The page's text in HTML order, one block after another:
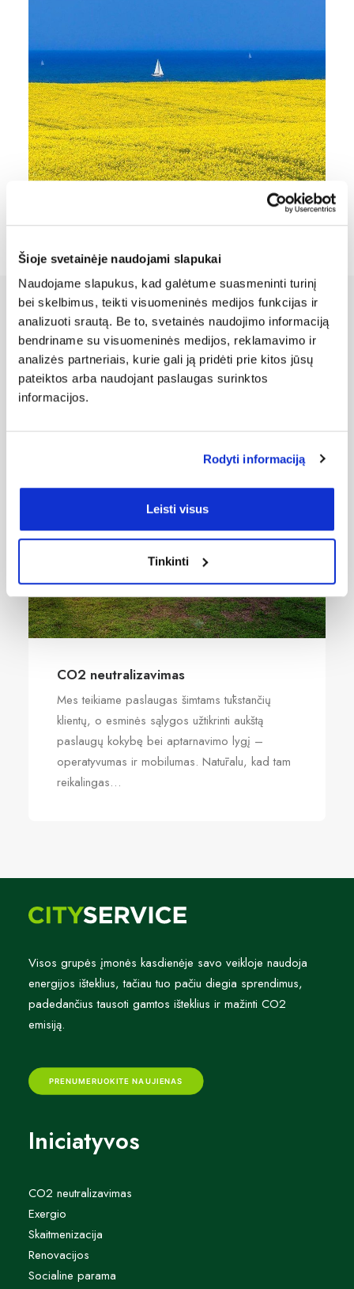
Šioje svetainėje naudojami slapukai
Naudojame slapukus, kad galėtume suasmeninti turinį
bei skelbimus, teikti visuomeninės medijos funkcijas ir
analizuoti srautą. Be to, svetainės naudojimo informaciją
bendriname su visuomeninės medijos, reklamavimo ir
analizės partneriais, kurie gali ją pridėti prie kitos jūsų
pateiktos arba naudojant paslaugas surinktos
informacijos.
Rodyti informaciją
Leisti visus
Tinkinti
Kitos City Service grupės
tvarumo iniciatyvos
CO2 neutralizavimas
Mes teikiame paslaugas šimtams tūkstančių
klientų, o esminės sąlygos užtikrinti aukštą
paslaugų kokybę bei aptarnavimo lygį –
operatyvumas ir mobilumas. Natūralu, kad tam
reikalingas…
Visos grupės įmonės kasdienėje savo veikloje naudoja
energijos išteklius, tačiau tuo pačiu diegia sprendimus,
padedančius tausoti gamtos išteklius ir mažinti CO2
emisiją.
PRENUMERUOKITE NAUJIENAS
Iniciatyvos
CO2 neutralizavimas
Exergio
Skaitmenizacija
Renovacijos
Socialine parama